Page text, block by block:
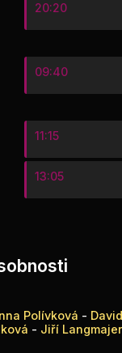
20:20
09:40
11:15
13:05
Polívková -
- Jiří Langmajer